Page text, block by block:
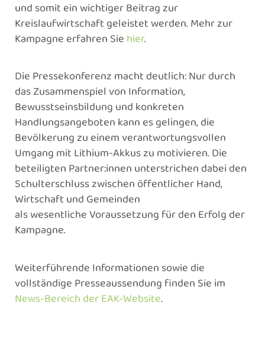
und somit ein wichtiger Beitrag zur
Kreislaufwirtschaft geleistet werden. Mehr zur
Kampagne erfahren Sie hier.
Die Pressekonferenz macht deutlich: Nur durch
das Zusammenspiel von Information,
Bewusstseinsbildung und konkreten
Handlungsangeboten kann es gelingen, die
Bevölkerung zu einem verantwortungsvollen
Umgang mit Lithium-Akkus zu motivieren. Die
beteiligten Partner:innen unterstrichen dabei den
Schulterschluss zwischen öffentlicher Hand,
Wirtschaft und Gemeinden
als wesentliche Voraussetzung für den Erfolg der
Kampagne.
Weiterführende Informationen sowie die
vollständige Presseaussendung finden Sie im
News-Bereich der EAK-Website.